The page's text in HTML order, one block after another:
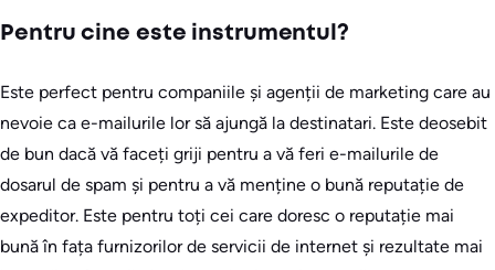
Pentru cine este instrumentul?
Este perfect pentru companiile și agenții de marketing care au
nevoie ca e-mailurile lor să ajungă la destinatari. Este deosebit
de bun dacă vă faceți griji pentru a vă feri e-mailurile de
dosarul de spam și pentru a vă menține o bună reputație de
expeditor. Este pentru toți cei care doresc o reputație mai
bună în fața furnizorilor de servicii de internet și rezultate mai